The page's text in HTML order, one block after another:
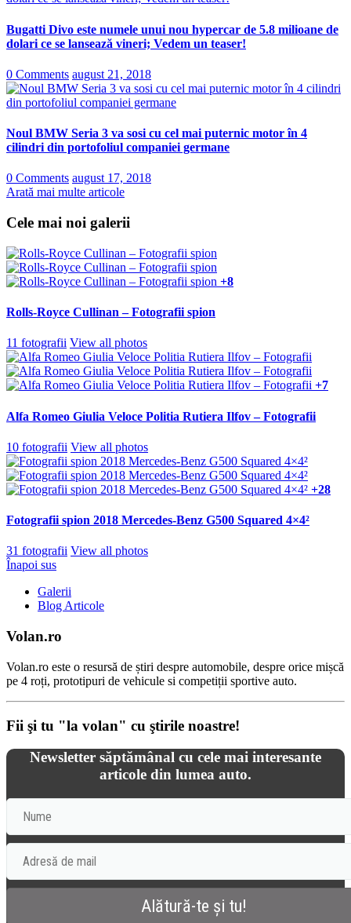
Bugatti Divo este numele unui nou hypercar de 5.8 milioane de
dolari ce se lansează vineri; Vedem un teaser!
0 Comments august 21, 2018
Noul BMW Seria 3 va sosi cu cel mai puternic motor în 4
cilindri din portofoliul companiei germane
0 Comments august 17, 2018
Arată mai multe articole
Cele mai noi galerii
+8
Rolls-Royce Cullinan – Fotografii spion
11 fotografii View all photos
+7
Alfa Romeo Giulia Veloce Politia Rutiera Ilfov – Fotografii
10 fotografii View all photos
+28
Fotografii spion 2018 Mercedes-Benz G500 Squared 4×4²
31 fotografii View all photos
Înapoi sus
Galerii
Blog Articole
Volan.ro
Volan.ro este o resursă de știri despre automobile, despre orice mișcă
pe 4 roți, prototipuri de vehicule si competiții sportive auto.
Fii şi tu "la volan" cu ştirile noastre!
Newsletter săptămânal cu cele mai interesante
articole din lumea auto.